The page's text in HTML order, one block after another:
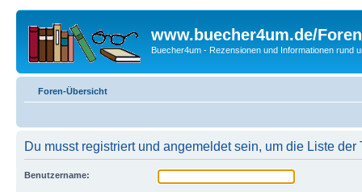
www.buecher4um.de/Foren
Buecher4um - Rezensionen und Informationen rund
Foren-Übersicht
Du musst registriert und angemeldet sein, um die Liste
Benutzername: